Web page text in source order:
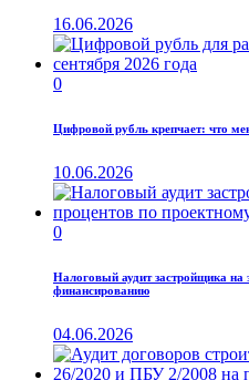
16.06.2026
0
Цифровой рубль крепчает: что
10.06.2026
0
Налоговый аудит застройщика на
финансированию
04.06.2026